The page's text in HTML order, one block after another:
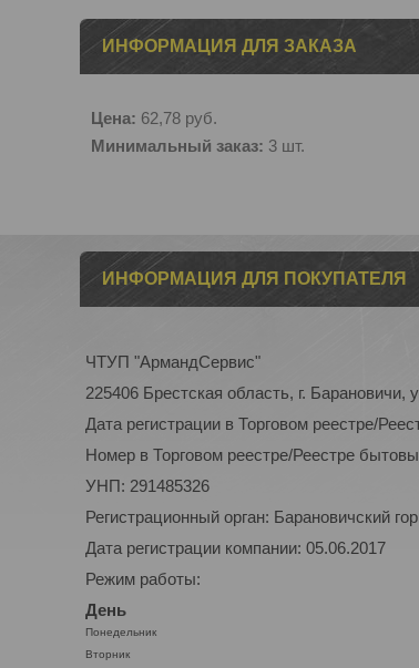
ИНФОРМАЦИЯ ДЛЯ ЗАКАЗА
Цена: 62,78 руб.
Минимальный заказ: 3 шт.
ИНФОРМАЦИЯ ДЛЯ ПОКУПАТЕЛЯ
ЧТУП "АрмандСервис"
225406 Брестская область, г.
Дата регистрации в Торговом реестре/
Номер в Торговом реестре/Реестре
УНП: 291485326
Регистрационный орган: Барановичский
Дата регистрации компании: 05.06.2017
Режим работы:
День
Понедельник
Вторник